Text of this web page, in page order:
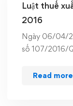
Luật thuế
2016
Ngày 06/04/
số 107/2016/
Read more